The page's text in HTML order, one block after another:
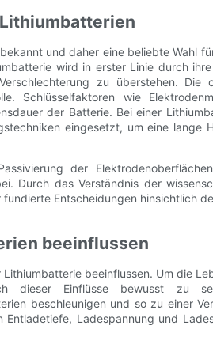
und daher eine beliebte Wahl
wird in erster Linie durch
zu überstehen. Die
Schlüsselfaktoren wie
der Batterie. Bei einer
eingesetzt, um eine lange
der
Durch das Verständnis der
Entscheidungen hinsichtlich
beeinflussen
beeinflussen. Um die
dieser Einflüsse bewusst zu
beschleunigen und so zu einer
Ladespannung und